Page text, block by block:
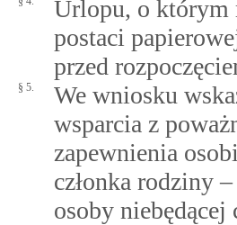
Urlopu, o którym
postaci
przed
§ 5.
We wniosku
wsparcia z
zapewnienia
członka rodziny
osoby niebędącej